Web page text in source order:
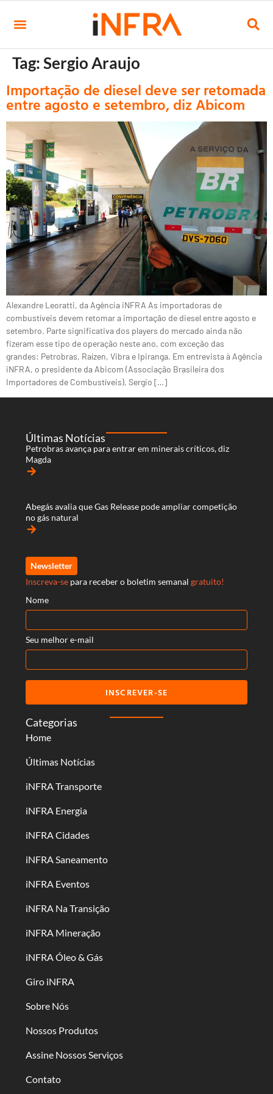
Tag:Sergio Araujo
Importação de diesel deve ser retomada
entre agosto e setembro, diz Abicom
Alexandre Leoratti, da Agência iNFRA As importadoras de
combustíveis devem retomar a importação de diesel entre agosto e
setembro. Parte significativa dos players do mercado ainda não
fizeram esse tipo de operação neste ano, com exceção das
grandes: Petrobras, Raízen, Vibra e Ipiranga. Em entrevista à Agência
iNFRA, o presidente da Abicom (Associação Brasileira dos
Importadores de Combustíveis), Sergio […]
Categorias
Home
Últimas Notícias
iNFRA Transporte
iNFRA Energia
iNFRA Cidades
iNFRA Saneamento
iNFRA Eventos
iNFRA Na Transição
iNFRA Mineração
iNFRA Óleo & Gás
Giro iNFRA
Sobre Nós
Nossos Produtos
Assine Nossos Serviços
Contato
Últimas Notícias
Petrobras avança para entrar em minerais críticos, diz
Magda
arrow_forward
Abegás avalia que Gas Release pode ampliar competição
no gás natural
arrow_forward
Newsletter
Inscreva-se para receber o boletim semanal gratuito!
Nome
Seu melhor e-mail
INSCREVER-SE